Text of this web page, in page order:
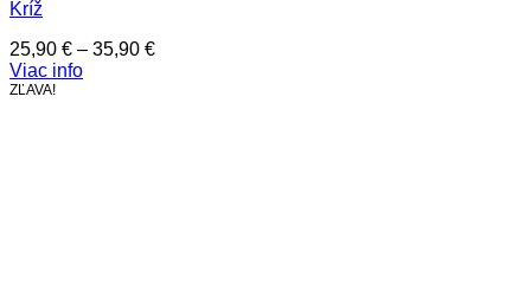
Kríž
25,90 € – 35,90 €Price
Viac info
ZĽAVA!